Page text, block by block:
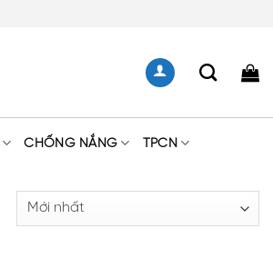
CHỐNG NẮNG TPCN